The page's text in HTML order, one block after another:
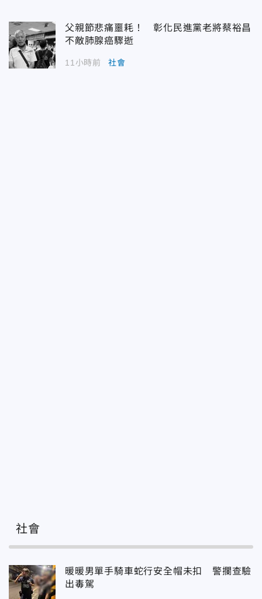
父親節悲痛噩耗！ 彰化民進黨老將蔡裕昌
不敵肺腺癌驟逝
11小時前 社會
社會
暖暖男單手騎車蛇行安全帽未扣 警攔查驗
出毒駕